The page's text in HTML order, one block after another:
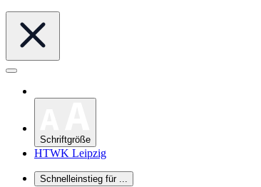
Schriftgröße
HTWK Leipzig
Schnelleinstieg für ...